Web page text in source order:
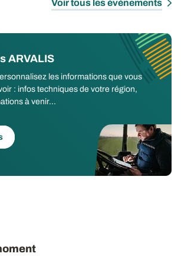
Voir tous les évènements
ARVALIS
les informations que vous
: infos techniques de votre région,
à venir...